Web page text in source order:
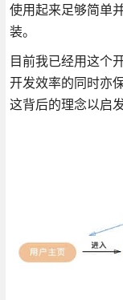
使用起来足够简单
装。
目前我已经用这个
开发效率的同时亦
这背后的理念以启